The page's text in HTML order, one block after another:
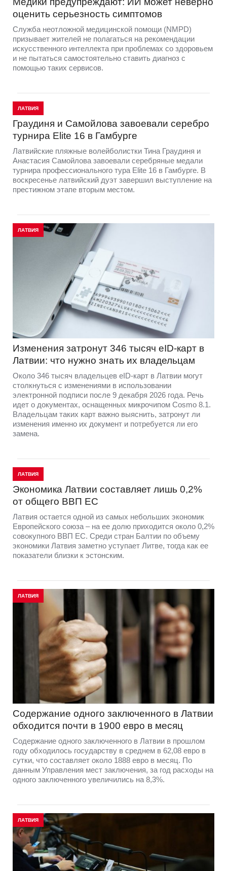
Юрию Игнатьеву по-прежнему нужна
В начале года наш портал уже рассказывал историю 45-
летнего Юрия Игнатьева из Аугшдаугавского края,
которому требуется дорогостоящее лечение от
онкозаболевания. Спустя несколько месяцев сбор
средств всё ещё продолжается — необходимой суммы
пока собрать не удалось.
ЛАТВИЯ
Медики предупреждают: ИИ может неверно
оценить серьезность симптомов
Служба неотложной медицинской помощи (NMPD)
призывает жителей не полагаться на рекомендации
искусственного интеллекта при проблемах со здоровьем
и не пытаться самостоятельно ставить диагноз с
помощью таких сервисов.
ЛАТВИЯ
Граудиня и Самойлова завоевали серебро
турнира Elite 16 в Гамбурге
турнира профессионального тура Elite 16 в Гамбурге. В
воскресенье латвийский дуэт завершил выступление на
престижном этапе вторым местом.
Изменения затронут 346 тысяч eID-карт в
Латвии: что нужно знать их владельцам
Около 346 тысяч владельцев eID-карт в Латвии могут
электронной подписи после 9 декабря 2026 года. Речь
идет о документах, оснащенных микрочипом Cosmo 8.1.
Владельцам таких карт важно выяснить, затронут ли
изменения именно их документ и потребуется ли его
замена.